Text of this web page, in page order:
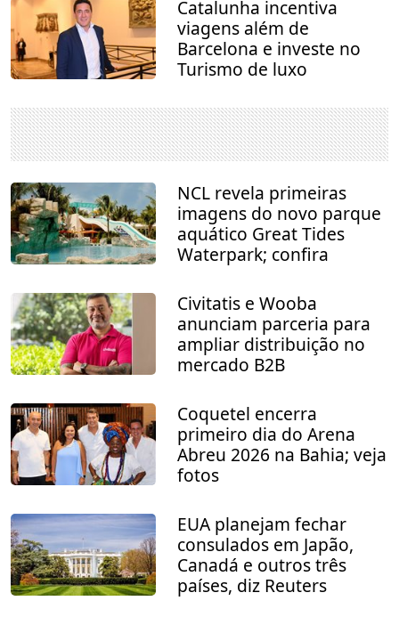
Catalunha incentiva
viagens além de
Barcelona e investe no
Turismo de luxo
NCL revela primeiras
imagens do novo parque
aquático Great Tides
Waterpark; confira
Civitatis e Wooba
anunciam parceria para
ampliar distribuição no
mercado B2B
Coquetel encerra
primeiro dia do Arena
Abreu 2026 na Bahia; veja
fotos
EUA planejam fechar
consulados em Japão,
Canadá e outros três
países, diz Reuters